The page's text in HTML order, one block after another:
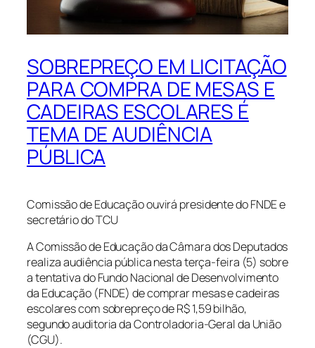
SOBREPREÇO EM LICITAÇÃO
PARA COMPRA DE MESAS E
CADEIRAS ESCOLARES É
TEMA DE AUDIÊNCIA
PÚBLICA
Comissão de Educação ouvirá presidente do FNDE e
secretário do TCU
A Comissão de Educação da Câmara dos Deputados
realiza audiência pública nesta terça-feira (5) sobre
a tentativa do Fundo Nacional de Desenvolvimento
da Educação (FNDE) de comprar mesas e cadeiras
escolares com sobrepreço de R$ 1,59 bilhão,
segundo auditoria da Controladoria-Geral da União
(CGU).